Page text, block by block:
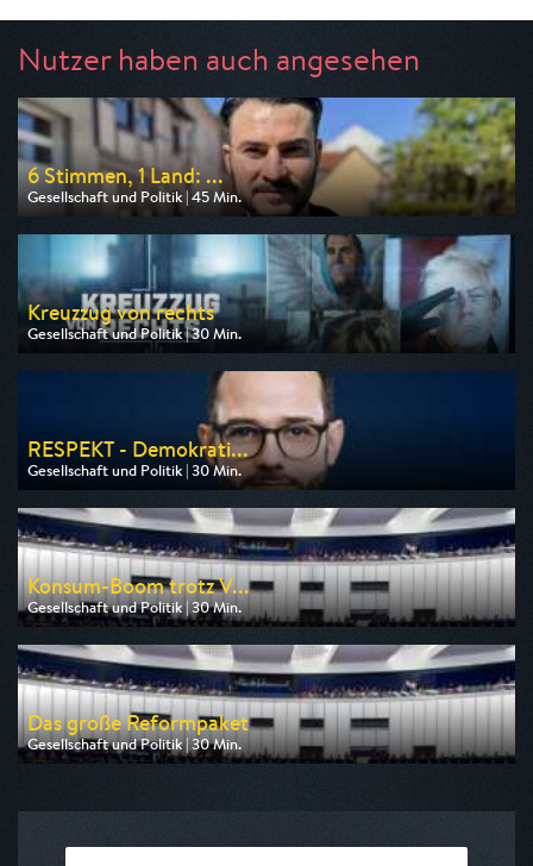
Nutzer haben auch angesehen
6 Stimmen, 1 Land: ...
Gesellschaft und Politik | 45 Min.
Ausgestrahlt von MDR
am 12.08.2026, 20:15
Kreuzzug von rechts
Gesellschaft und Politik | 30 Min.
Ausgestrahlt von Phoenix
am 10.08.2026, 00:45
RESPEKT - Demokrati...
Gesellschaft und Politik | 30 Min.
Ausgestrahlt von ARD alpha
am 09.08.2026, 19:00
Konsum-Boom trotz V...
Gesellschaft und Politik | 30 Min.
Ausgestrahlt von Phoenix
am 10.08.2026, 14:30
Das große Reformpaket
Gesellschaft und Politik | 30 Min.
Ausgestrahlt von Phoenix